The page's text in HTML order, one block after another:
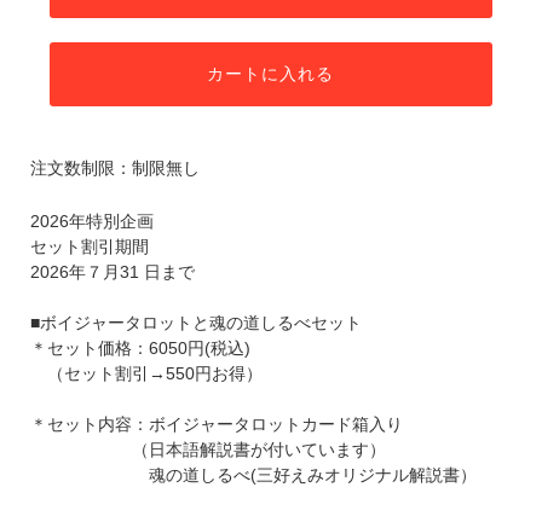
カートに入れる
注文数制限：制限無し
2026年特別企画
セット割引期間
2026年７月31 日まで
■ボイジャータロットと魂の道しるべセット
＊セット価格：6050円(税込)
（セット割引→550円お得）
＊セット内容：ボイジャータロットカード箱入り
（日本語解説書が付いています）
魂の道しるべ(三好えみオリジナル解説書）